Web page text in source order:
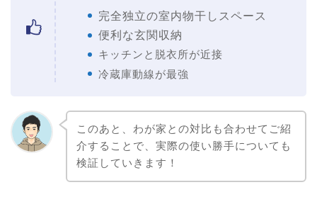
完全独立の室内物干しスペース
便利な玄関収納
キッチンと脱衣所が近接
冷蔵庫動線が最強
このあと、わが家との対比も合わせてご紹
介することで、実際の使い勝手についても
検証していきます！